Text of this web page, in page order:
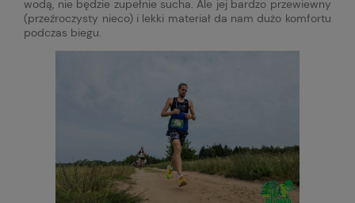
wodą, nie będzie zupełnie sucha. Ale jej bardzo przewiewny
(przeźroczysty nieco) i lekki materiał da nam dużo komfortu
podczas biegu.